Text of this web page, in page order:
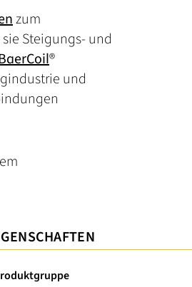
zum
Steigungs- und
®
und